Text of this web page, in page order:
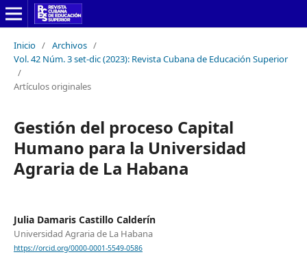
Inicio / Archivos /
Vol. 42 Núm. 3 set-dic (2023): Revista Cubana de Educación Superior
/
Artículos originales
Gestión del proceso Capital
Humano para la Universidad
Agraria de La Habana
Julia Damaris Castillo Calderín
Universidad Agraria de La Habana
https://orcid.org/0000-0001-5549-0586